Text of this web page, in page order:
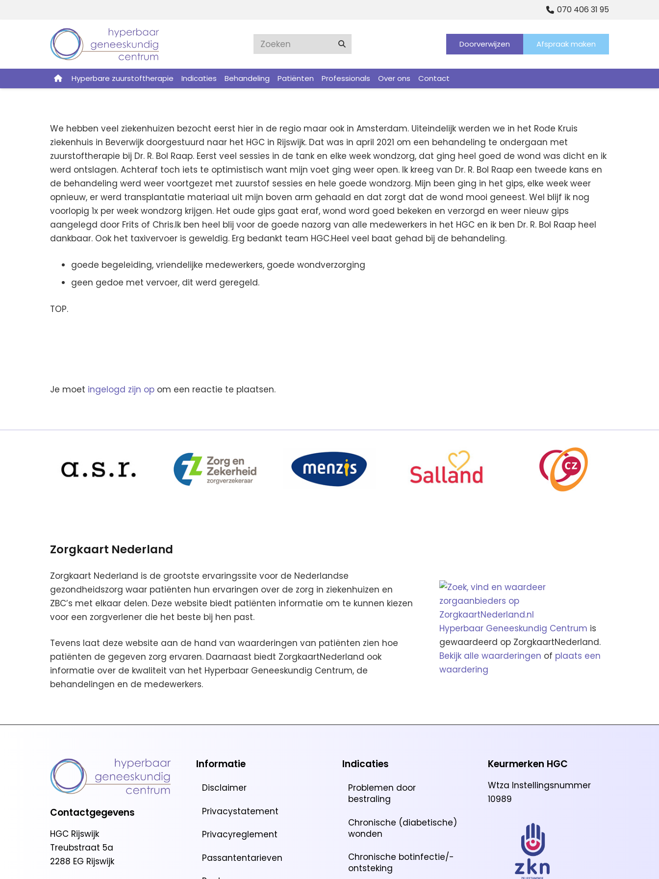
070 406 31 95
Doorverwijzen Afspraak maken
Hyperbare zuurstoftherapie Indicaties Behandeling Patiënten Professionals Over ons Contact
We hebben veel ziekenhuizen bezocht eerst hier in de regio maar ook in Amsterdam. Uiteindelijk werden we in het Rode Kruis
ziekenhuis in Beverwijk doorgestuurd naar het HGC in Rijswijk. Dat was in april 2021 om een behandeling te ondergaan met
zuurstoftherapie bij Dr. R. Bol Raap. Eerst veel sessies in de tank en elke week wondzorg, dat ging heel goed de wond was dicht en ik
werd ontslagen. Achteraf toch iets te optimistisch want mijn voet ging weer open. Ik kreeg van Dr. R. Bol Raap een tweede kans en
de behandeling werd weer voortgezet met zuurstof sessies en hele goede wondzorg. Mijn been ging in het gips, elke week weer
opnieuw, er werd transplantatie materiaal uit mijn boven arm gehaald en dat zorgt dat de wond mooi geneest. Wel blijf ik nog
voorlopig 1x per week wondzorg krijgen. Het oude gips gaat eraf, wond word goed bekeken en verzorgd en weer nieuw gips
aangelegd door Frits of Chris.Ik ben heel blij voor de goede nazorg van alle medewerkers in het HGC en ik ben Dr. R. Bol Raap heel
dankbaar. Ook het taxivervoer is geweldig. Erg bedankt team HGC.Heel veel baat gehad bij de behandeling.
goede begeleiding, vriendelijke medewerkers, goede wondverzorging
geen gedoe met vervoer, dit werd geregeld.
TOP.
Je moet ingelogd zijn op om een reactie te plaatsen.
Zorgkaart Nederland
Zorgkaart Nederland is de grootste ervaringssite voor de Nederlandse
gezondheidszorg waar patiënten hun ervaringen over de zorg in ziekenhuizen en
ZBC’s met elkaar delen. Deze website biedt patiënten informatie om te kunnen kiezen
voor een zorgverlener die het beste bij hen past.
Tevens laat deze website aan de hand van waarderingen van patiënten zien hoe
patiënten de gegeven zorg ervaren. Daarnaast biedt ZorgkaartNederland ook
informatie over de kwaliteit van het Hyperbaar Geneeskundig Centrum, de
behandelingen en de medewerkers.
Hyperbaar Geneeskundig Centrum is
gewaardeerd op ZorgkaartNederland.
Bekijk alle waarderingen of plaats een
waardering
Contactgegevens
HGC Rijswijk
Treubstraat 5a
2288 EG Rijswijk
Informatie
Disclaimer
Privacystatement
Privacyreglement
Passantentarieven
Indicaties
Problemen door
bestraling
Chronische (diabetische)
wonden
Chronische botinfectie/-
ontsteking
Keurmerken HGC
Wtza Instellingsnummer
10989